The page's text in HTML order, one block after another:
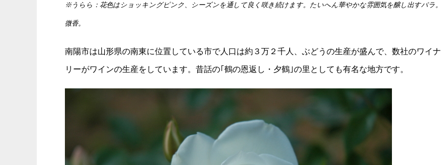
※うらら：花色はショッキングピンク、シーズンを通して良く咲き続けます。たいへん華やかな雰囲気を醸し出すバラ。
微香。
南陽市は山形県の南東に位置している市で人口は約３万２千人、ぶどうの生産が盛んで、数社のワイナ
リーがワインの生産をしています。昔話の｢鶴の恩返し・夕鶴｣の里としても有名な地方です。